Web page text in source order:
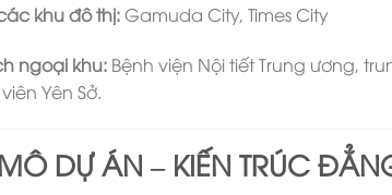
khu đô thị:Gamuda City, Times City
ngoại khu:Bệnh viện Nội tiết Trung ương,
Yên Sở.
DỰ ÁN – KIẾN TRÚC